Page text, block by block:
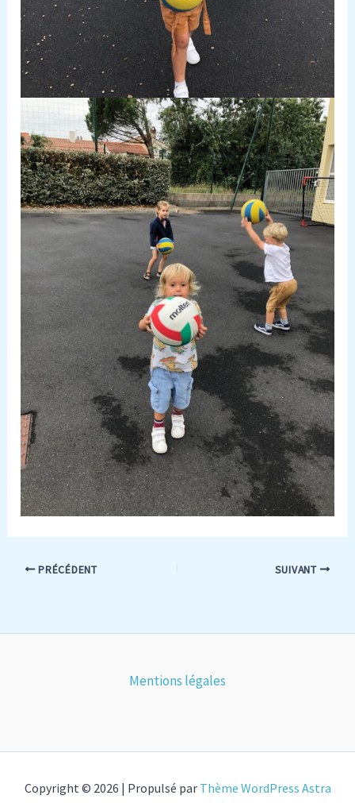
PRÉCÉDENT SUIVANT
Mentions légales
Copyright © 2026 | Propulsé par Thème WordPress Astra